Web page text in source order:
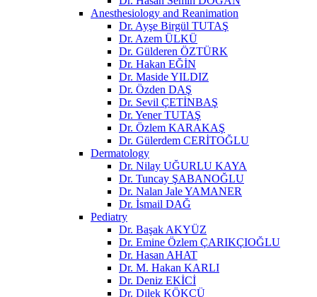
Anesthesiology and Reanimation
Dr. Ayşe Birgül TUTAŞ
Dr. Azem ÜLKÜ
Dr. Gülderen ÖZTÜRK
Dr. Hakan EĞİN
Dr. Maside YILDIZ
Dr. Özden DAŞ
Dr. Sevil ÇETİNBAŞ
Dr. Yener TUTAŞ
Dr. Özlem KARAKAŞ
Dr. Gülerdem CERİTOĞLU
Dermatology
Dr. Nilay UĞURLU KAYA
Dr. Tuncay ŞABANOĞLU
Dr. Nalan Jale YAMANER
Dr. İsmail DAĞ
Pediatry
Dr. Başak AKYÜZ
Dr. Emine Özlem ÇARIKÇIOĞLU
Dr. Hasan AHAT
Dr. M. Hakan KARLI
Dr. Deniz EKİCİ
Dr. Dilek KÖKÇÜ